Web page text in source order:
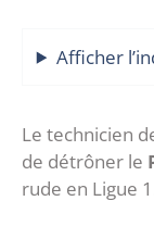
Afficher
Le technicien
de détrôner le
rude en Ligue